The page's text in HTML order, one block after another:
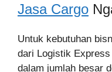
Jasa Cargo
Untuk kebutuhan
dari Logistik
dalam jumlah besar